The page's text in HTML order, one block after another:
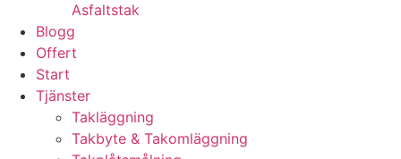
Asfaltstak
Blogg
Offert
Start
Tjänster
Takläggning
Takbyte & Takomläggning